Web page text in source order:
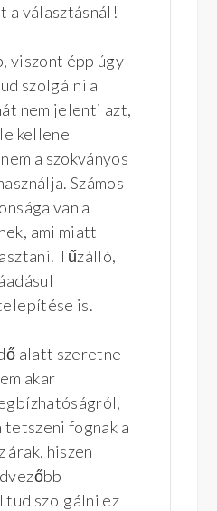
a választásnál!
viszont épp úgy
szolgálni a
nem jelenti azt,
kellene
a szokványos
Számos
van a
ami miatt
Tűzálló,
is.
alatt szeretne
akar
tetszeni fognak a
árak, hiszen
tud szolgálni ez